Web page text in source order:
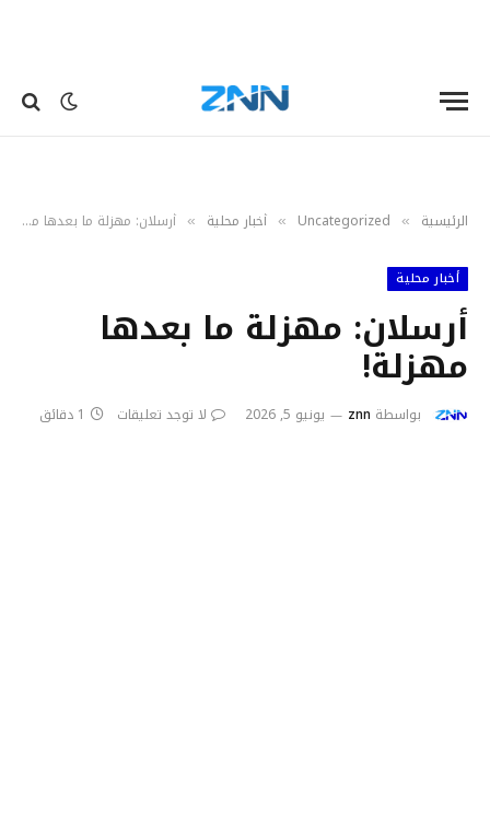
الرئيسية »
Uncategorized
» أخبار محلية » أرسلان: مهزلة ما بعدها مهزلة!
أخبار محلية
أرسلان: مهزلة ما بعدها
مهزلة!
بواسطة znn يونيو 5, 2026 لا توجد تعليقات 1 دقائق